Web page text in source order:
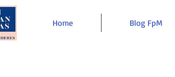
Home Blog FpM